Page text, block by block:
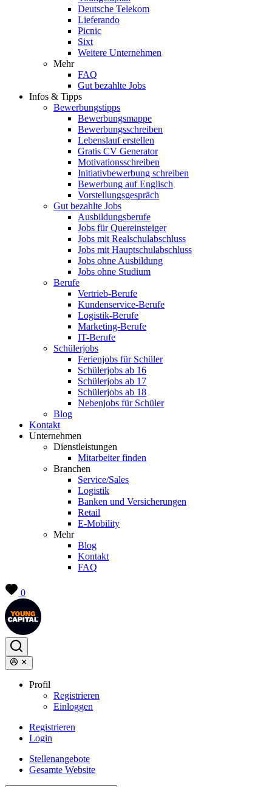
Deutsche Telekom
Lieferando
Picnic
Sixt
Weitere Unternehmen
Mehr
FAQ
Gut bezahlte Jobs
Infos & Tipps
Bewerbungstipps
Bewerbungsmappe
Bewerbungsschreiben
Lebenslauf erstellen
Gratis CV Generator
Motivationsschreiben
Initiativbewerbung schreiben
Bewerbung auf Englisch
Vorstellungsgespräch
Gut bezahlte Jobs
Ausbildungsberufe
Jobs für Quereinsteiger
Jobs mit Realschulabschluss
Jobs mit Hauptschulabschluss
Jobs ohne Ausbildung
Jobs ohne Studium
Berufe
Vertrieb-Berufe
Kundenservice-Berufe
Logistik-Berufe
Marketing-Berufe
IT-Berufe
Schülerjobs
Ferienjobs für Schüler
Schülerjobs ab 16
Schülerjobs ab 17
Schülerjobs ab 18
Nebenjobs für Schüler
Blog
Kontakt
Unternehmen
Dienstleistungen
Mitarbeiter finden
Branchen
Service/Sales
Logistik
Banken und Versicherungen
Retail
E-Mobility
Mehr
Blog
Kontakt
FAQ
0
Profil
Registrieren
Einloggen
Registrieren
Login
Stellenangebote
Gesamte Website